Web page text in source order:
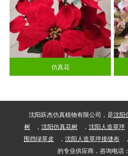
仿真花
沈阳跃杰仿真植物有限公司，是沈阳
树
， 沈阳仿真花树 ， 沈阳人造草坪
围挡绿草皮
， 沈阳人造草坪接缝布 ，
的专业供应商，咨询电话